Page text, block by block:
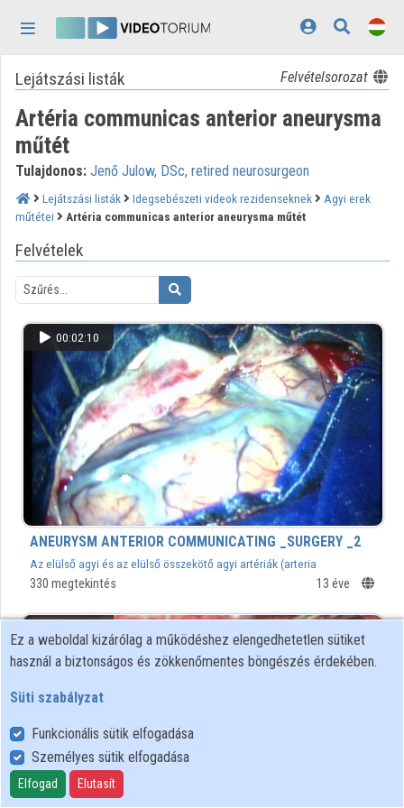
Kezdőlap
Bejelentkezés
Felfedezés
Kategóriák
Megjelenés:világos
Lejátszási listák Felvételsorozat
Artéria communicas anterior aneurysma
műtét
Tulajdonos: Jenő Julow, DSc, retired neurosurgeon
Lejátszási listák Idegsebészeti videok rezidenseknek
Agyi erek
műtétei
Artéria communicas anterior aneurysma műtét
Felvételek
00:02:10
ANEURYSM ANTERIOR COMMUNICATING _SURGERY _2
Az elülső agyi és az elülső összekötő agyi artériák (arteria
communicans anterior) elágazásában elhelyezkedő értágulata
330 megtekintés 13 éve
Ez a weboldal kizárólag a működéshez elengedhetetlen sütiket
használ a biztonságos és zökkenőmentes böngészés érdekében.
Süti szabályzat
Funkcionális sütik elfogadása
Személyes sütik elfogadása
Elfogad Elutasít